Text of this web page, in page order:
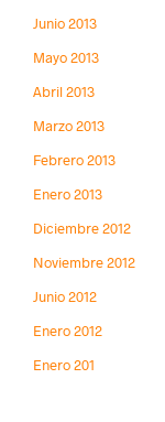
Junio 2013
Mayo 2013
Abril 2013
Marzo 2013
Febrero 2013
Enero 2013
Diciembre 2012
Noviembre 2012
Junio 2012
Enero 2012
Enero 201